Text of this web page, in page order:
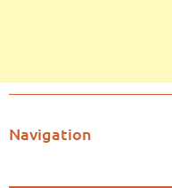
Navigation